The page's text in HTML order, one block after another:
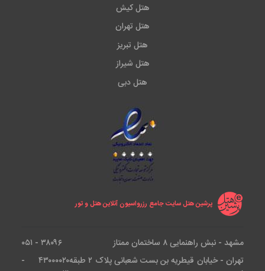
هتل کیش
هتل تهران
هتل تبریز
هتل شیراز
هتل دبی
پرشین هتل سایت جامع رزرواسیون آنلاین هتل و تور
مشهد - نبش راهنمایی ۸ ساختمان ممتاز
۳۸۰۹۶ - ۰۵۱
تهران - خیابان قیطریه بن بست شعبانی پلاک ۲ طبقه
۴۳۰۰۰۰۲۰ -